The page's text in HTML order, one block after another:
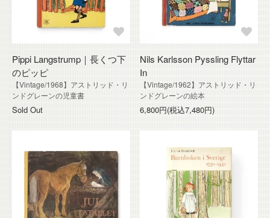
Pippi Langstrump｜長くつ下
のピッピ
【Vintage/1968】アストリッド・リ
ンドグレーンの児童書
Sold Out
Nils Karlsson Pyssling Flyttar
In
【Vintage/1962】アストリッド・リ
ンドグレーンの絵本
6,800円(税込7,480円)